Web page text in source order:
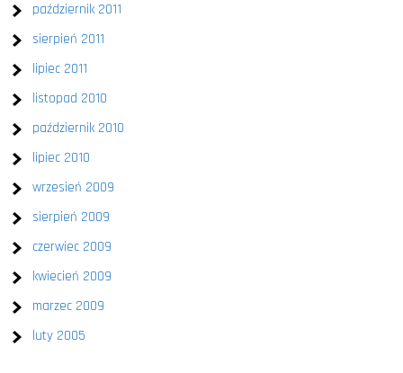
październik 2011
sierpień 2011
lipiec 2011
listopad 2010
październik 2010
lipiec 2010
wrzesień 2009
sierpień 2009
czerwiec 2009
kwiecień 2009
marzec 2009
luty 2005